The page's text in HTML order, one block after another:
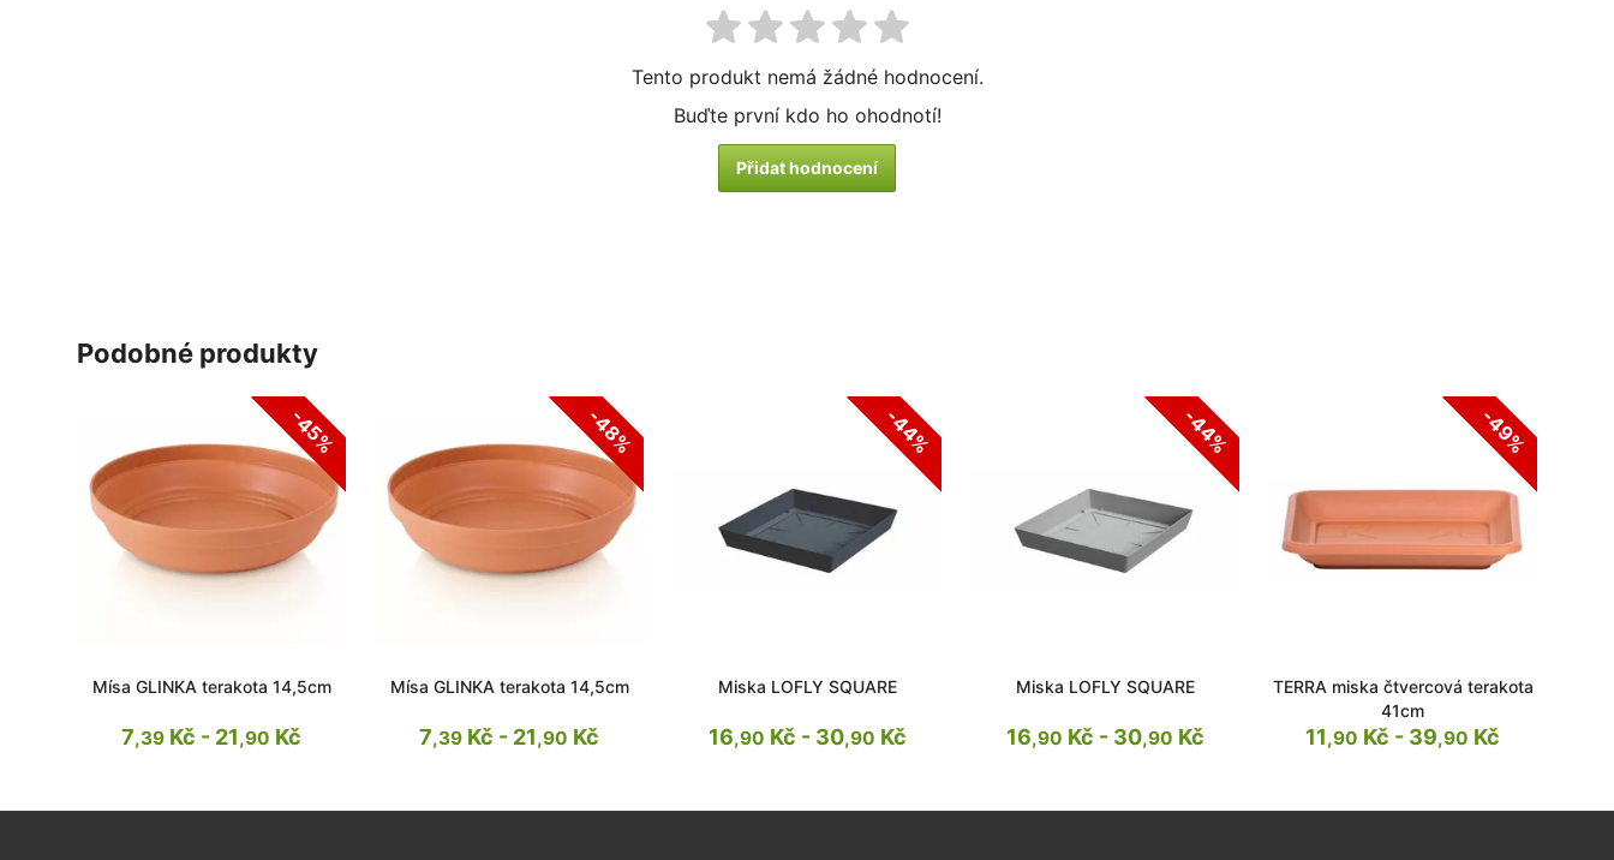
Tento produkt nemá žádné hodnocení.
Buďte první kdo ho ohodnotí!
Přidat hodnocení
podobné produkty
-45%
Mísa GLINKA terakota 14,5cm
7,39 Kč - 21,90 Kč
-48%
Mísa GLINKA terakota 14,5cm
7,39 Kč - 21,90 Kč
-44%
Miska LOFLY SQUARE
16,90 Kč - 30,90 Kč
-44%
Miska LOFLY SQUARE
16,90 Kč - 30,90 Kč
-49%
TERRA miska čtvercová terakota
41cm
11,90 Kč - 39,90 Kč